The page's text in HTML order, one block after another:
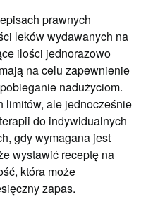
prawnych
leków wydawanych na
ilości jednorazowo
na celu zapewnienie
nadużyciom.
limitów, ale jednocześnie
do indywidualnych
gdy wymagana jest
wystawić receptę na
która może
zapas.